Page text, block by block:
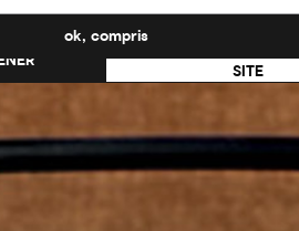
SITE
ok, compris